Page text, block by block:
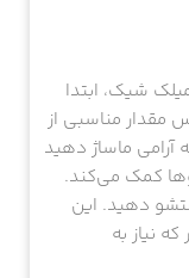
شیک، ابتدا
مقدار مناسبی از
آرامی ماساژ دهید
کمک می‌کند.
دهید. این
نیاز به